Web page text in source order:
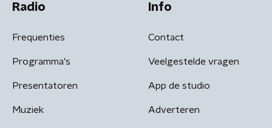
Radio
Frequenties
Programma's
Presentatoren
Muziek
Info
Contact
Veelgestelde vragen
App de studio
Adverteren